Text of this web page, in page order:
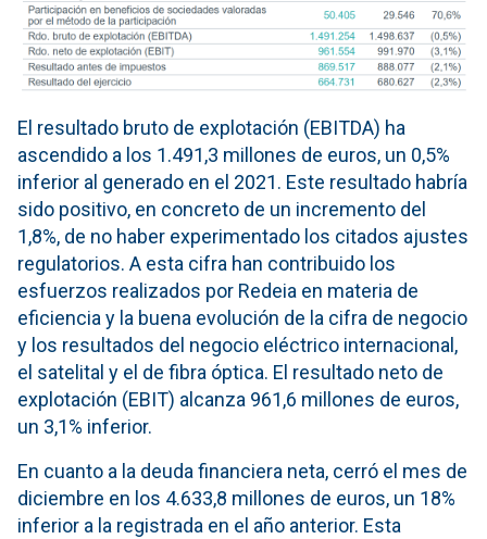
El resultado bruto de explotación (EBITDA) ha
ascendido a los 1.491,3 millones de euros, un 0,5%
inferior al generado en el 2021. Este resultado habría
sido positivo, en concreto de un incremento del
1,8%, de no haber experimentado los citados ajustes
regulatorios. A esta cifra han contribuido los
esfuerzos realizados por Redeia en materia de
eficiencia y la buena evolución de la cifra de negocio
y los resultados del negocio eléctrico internacional,
el satelital y el de fibra óptica. El resultado neto de
explotación (EBIT) alcanza 961,6 millones de euros,
un 3,1% inferior.
En cuanto a la deuda financiera neta, cerró el mes de
diciembre en los 4.633,8 millones de euros, un 18%
inferior a la registrada en el año anterior. Esta